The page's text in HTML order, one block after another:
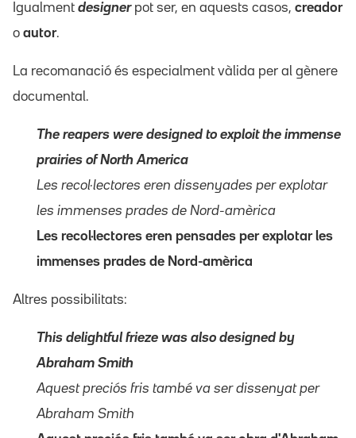
Igualment designerpot ser, en aquests casos, creador
o autor.
La recomanació és especialment vàlida per al gènere
documental.
The reapers were designed to exploit the immense
prairies of North America
Les recol·lectores eren dissenyades per explotar
les immenses prades de Nord-amèrica
Les recol·lectores eren pensades per explotar les
immenses prades de Nord-amèrica
Altres possibilitats:
This delightful frieze was also designed by
Abraham Smith
Aquest preciós fris també va ser dissenyat per
Abraham Smith